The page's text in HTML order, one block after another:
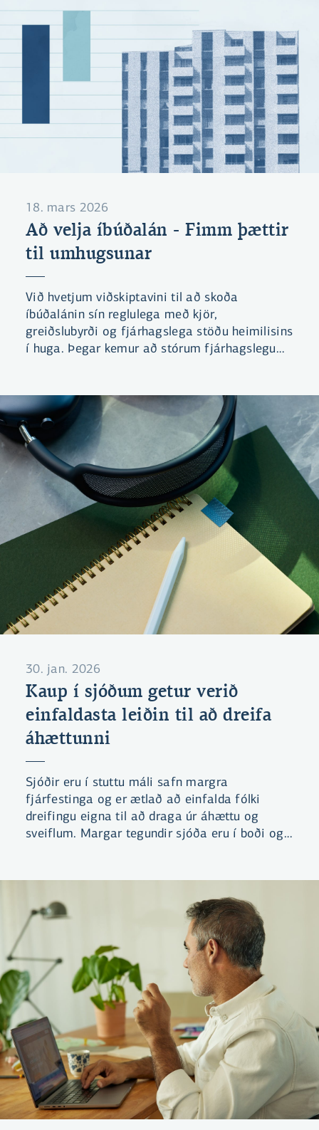
18. mars 2026
Að velja íbúðalán - Fimm þættir
til umhugsunar
Við hvetjum viðskiptavini til að skoða
íbúðalánin sín reglulega með kjör,
greiðslubyrði og fjárhagslega stöðu heimilisins
í huga. Þegar kemur að stórum fjárhagslegum
eigin aðstæðum, til að mynda fasta eða
breytilega vexti, verðbólgu, stýrivexti, lánstíma
og afborgunarleiðir.
30. jan. 2026
Kaup í sjóðum getur verið
einfaldasta leiðin til að dreifa
áhættunni
Sjóðir eru í stuttu máli safn margra
fjárfestinga og er ætlað að einfalda fólki
dreifingu eigna til að draga úr áhættu og
sveiflum. Margar tegundir sjóða eru í boði og
eða sérhæfa sig í tilteknum atvinnugreinum
eða hugmyndafræði, s.s. sjálfbærni.